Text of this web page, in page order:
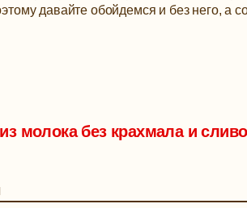
давайте обойдемся и без него,
молока без крахмала и